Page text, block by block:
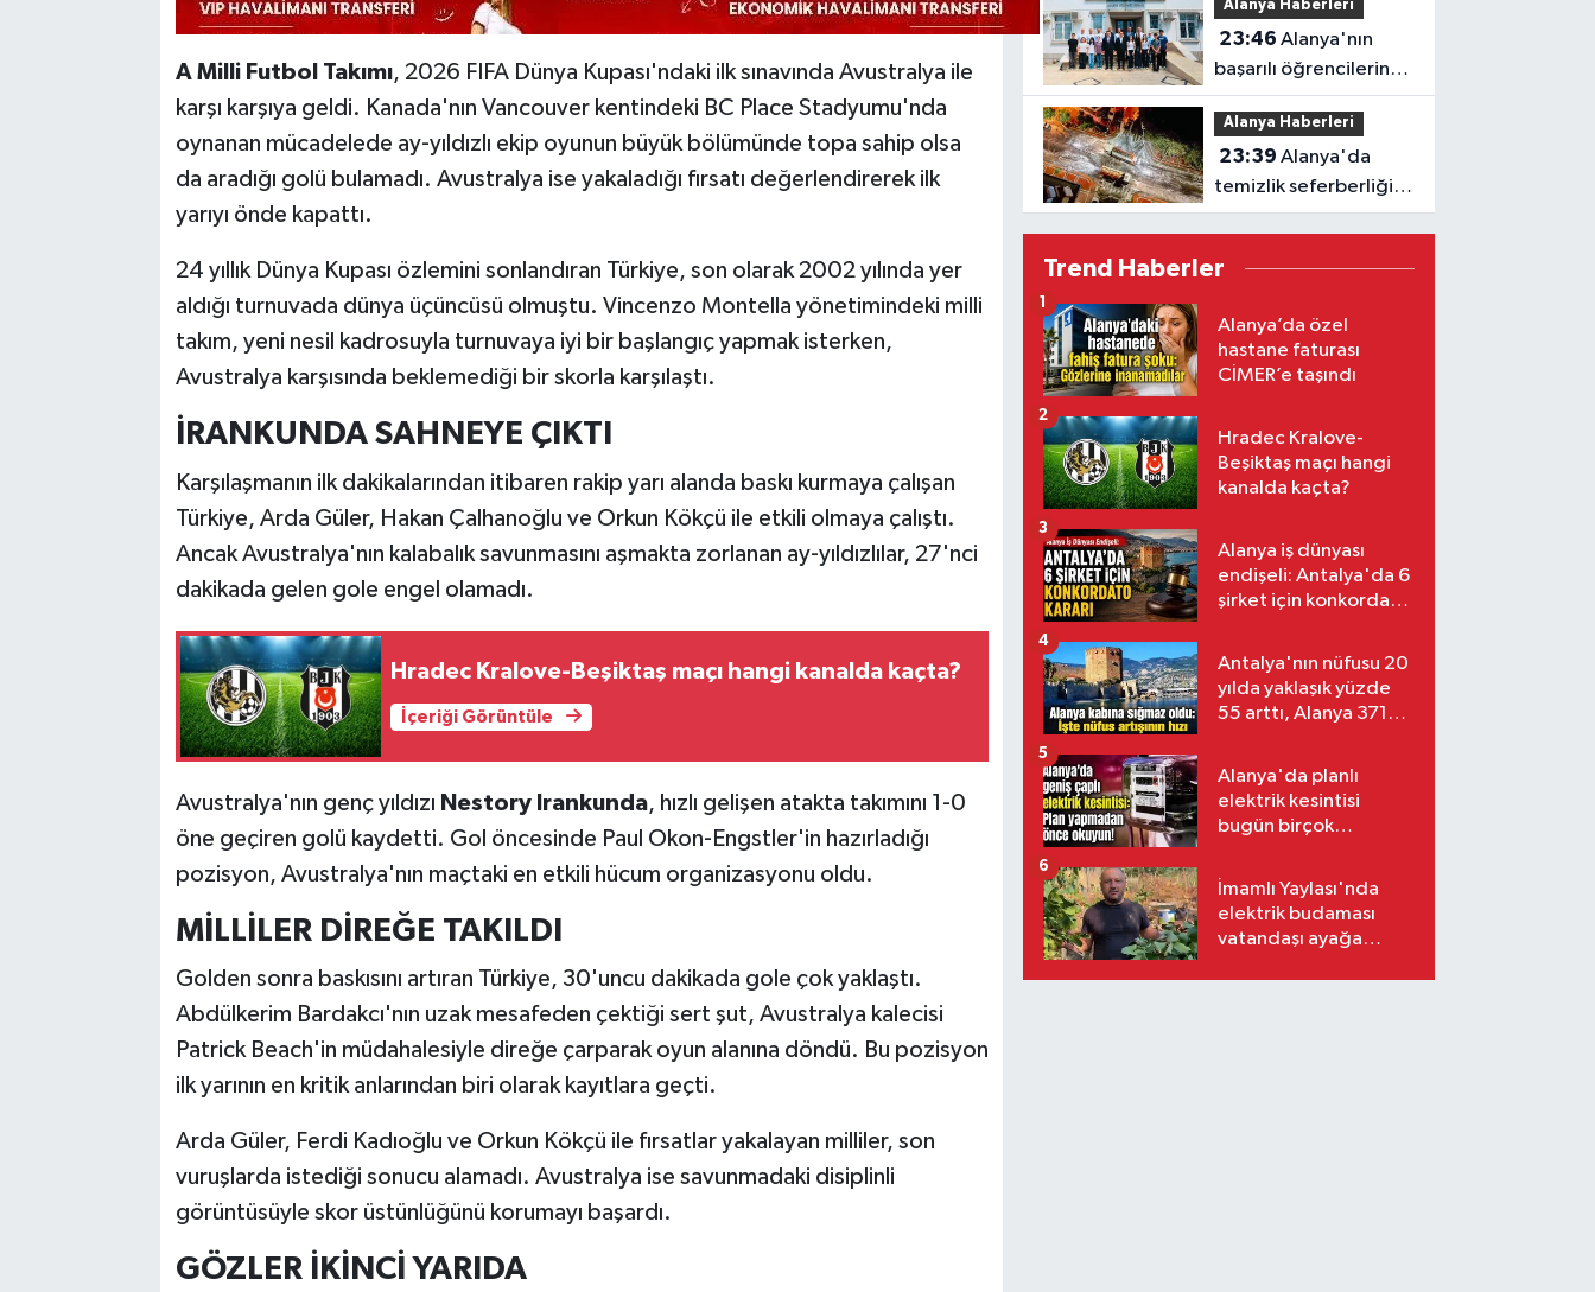
A Milli Futbol Takımı, 2026 FIFA Dünya Kupası'ndaki ilk sınavında Avustralya ile
karşı karşıya geldi. Kanada'nın Vancouver kentindeki BC Place Stadyumu'nda
oynanan mücadelede ay-yıldızlı ekip oyunun büyük bölümünde topa sahip olsa
da aradığı golü bulamadı. Avustralya ise yakaladığı fırsatı değerlendirerek ilk
yarıyı önde kapattı.
24 yıllık Dünya Kupası özlemini sonlandıran Türkiye, son olarak 2002 yılında yer
aldığı turnuvada dünya üçüncüsü olmuştu. Vincenzo Montella yönetimindeki milli
takım, yeni nesil kadrosuyla turnuvaya iyi bir başlangıç yapmak isterken,
Avustralya karşısında beklemediği bir skorla karşılaştı.
İRANKUNDA SAHNEYE ÇIKTI
Karşılaşmanın ilk dakikalarından itibaren rakip yarı alanda baskı kurmaya çalışan
Türkiye, Arda Güler, Hakan Çalhanoğlu ve Orkun Kökçü ile etkili olmaya çalıştı.
Ancak Avustralya'nın kalabalık savunmasını aşmakta zorlanan ay-yıldızlılar, 27'nci
dakikada gelen gole engel olamadı.
Hradec Kralove-Beşiktaş maçı hangi kanalda kaçta?
İçeriği Görüntüle
Avustralya'nın genç yıldızı Nestory Irankunda, hızlı gelişen atakta takımını 1-0
öne geçiren golü kaydetti. Gol öncesinde Paul Okon-Engstler'in hazırladığı
pozisyon, Avustralya'nın maçtaki en etkili hücum organizasyonu oldu.
MİLLİLER DİREĞE TAKILDI
Golden sonra baskısını artıran Türkiye, 30'uncu dakikada gole çok yaklaştı.
Abdülkerim Bardakcı'nın uzak mesafeden çektiği sert şut, Avustralya kalecisi
Patrick Beach'in müdahalesiyle direğe çarparak oyun alanına döndü. Bu pozisyon
ilk yarının en kritik anlarından biri olarak kayıtlara geçti.
Arda Güler, Ferdi Kadıoğlu ve Orkun Kökçü ile fırsatlar yakalayan milliler, son
vuruşlarda istediği sonucu alamadı. Avustralya ise savunmadaki disiplinli
görüntüsüyle skor üstünlüğünü korumayı başardı.
GÖZLER İKİNCİ YARIDA
Alanya Haberleri
23:46 Alanya'nın
başarılı öğrencilerine
Kaymakam Öztürk'ten
tebrik
Alanya Haberleri
23:39 Alanya'da
temizlik seferberliği:
Ekipler 7 gün 24 saat
Trend Haberler
Alanya’da özel
hastane faturası
CİMER’e taşındı
1
Hradec Kralove-
Beşiktaş maçı hangi
kanalda kaçta?
2
Alanya iş dünyası
endişeli: Antalya'da 6
şirket için konkordato
3
Antalya'nın nüfusu 20
yılda yaklaşık yüzde
55 arttı, Alanya 371
4
Alanya'da planlı
elektrik kesintisi
bugün birçok
5
İmamlı Yaylası'nda
elektrik budaması
vatandaşı ayağa
6